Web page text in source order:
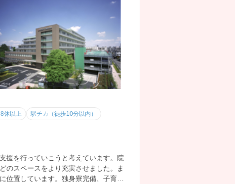
休以上
駅チカ（徒歩10分以内）
援を行っていこうと考えています。院
のスペースをより充実させました。ま
位置しています。独身寮完備、子育て